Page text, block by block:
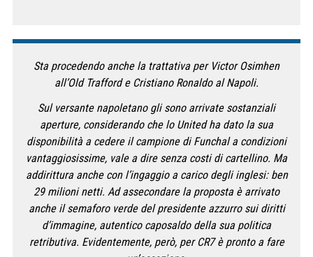
Sta procedendo anche la trattativa per Victor Osimhen
all’Old Trafford e Cristiano Ronaldo al Napoli.
Sul versante napoletano gli sono arrivate sostanziali
aperture, considerando che lo United ha dato la sua
disponibilità a cedere il campione di Funchal a condizioni
vantaggiosissime, vale a dire senza costi di cartellino. Ma
addirittura anche con l’ingaggio a carico degli inglesi: ben
29 milioni netti. Ad assecondare la proposta è arrivato
anche il semaforo verde del presidente azzurro sui diritti
d’immagine, autentico caposaldo della sua politica
retributiva. Evidentemente, però, per CR7 è pronto a fare